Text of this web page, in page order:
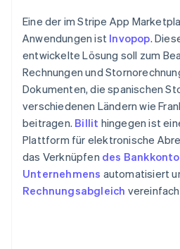
Eine der im Stripe App
Anwendungen ist Invopop.
entwickelte Lösung soll zum
Rechnungen und
Dokumenten, die spanischen
verschiedenen Ländern wie
beitragen. Billit hingegen ist
Plattform für elektronische
das Verknüpfen des
Unternehmens automatisiert
Rechnungsabgleich